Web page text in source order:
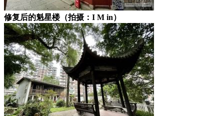
修复后的魁星楼（拍摄：I M in）